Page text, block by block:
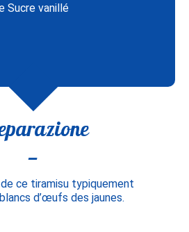
Sucre vanillé
ce tiramisu typiquement
d’œufs des jaunes.